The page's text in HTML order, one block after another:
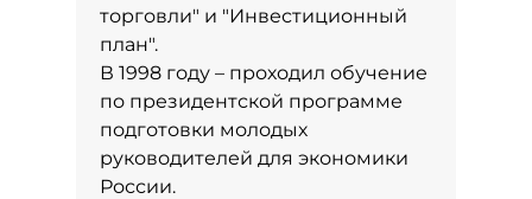
торговли" и "Инвестиционный
план".
В 1998 году – проходил обучение
по президентской программе
подготовки молодых
руководителей для экономики
России.